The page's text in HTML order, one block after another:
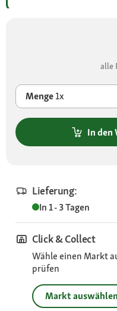
alle
Menge1x
In den
Lieferung:
In 1 - 3 Tagen
Click & Collect
Wähle einen Markt
prüfen
Markt auswählen